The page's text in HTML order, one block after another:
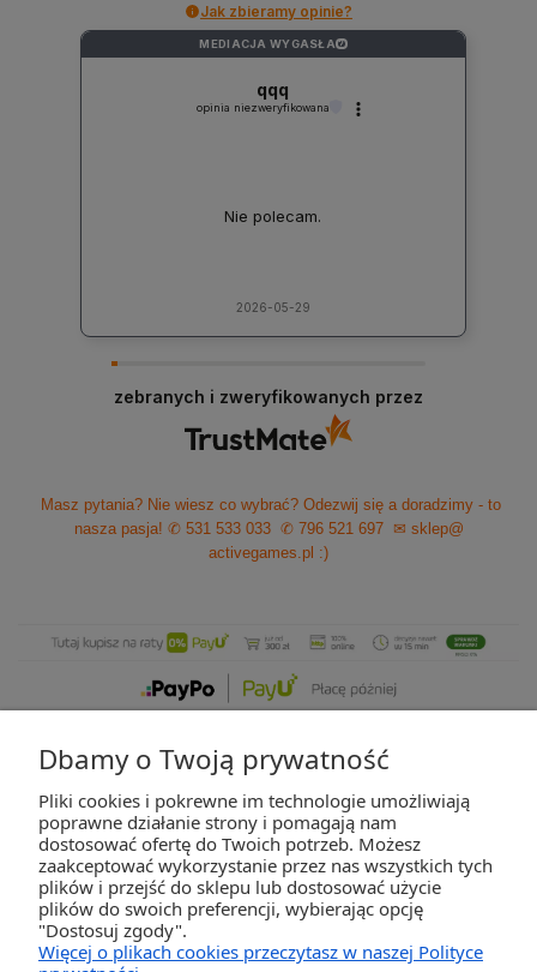
Jak zbieramy opinie?
MEDIACJA WYGASŁA ?
qqq
opinia niezweryfikowana
Nie polecam.
2026-05-29
zebranych i zweryfikowanych przez
Masz pytania? Nie wiesz co wybrać? Odezwij się a doradzimy - to
nasza pasja! ✆ 531 533 033 ✆ 796 521 697
✉ sklep@
activegames.pl :)
ZAKUPY
POMOC
Dbamy o Twoją prywatność
Pliki cookies i pokrewne im technologie umożliwiają
poprawne działanie strony i pomagają nam
dostosować ofertę do Twoich potrzeb. Możesz
zaakceptować wykorzystanie przez nas wszystkich tych
plików i przejść do sklepu lub dostosować użycie
plików do swoich preferencji, wybierając opcję
"Dostosuj zgody".
Więcej o plikach cookies przeczytasz w naszej Polityce